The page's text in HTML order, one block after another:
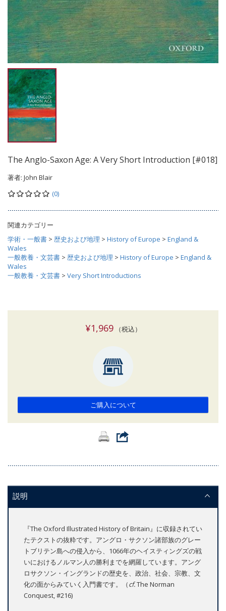
The Anglo-Saxon Age: A Very Short Introduction [#018]
著者: John Blair
(0)
関連カテゴリー
学術・一般書 > 歴史および地理 > History of Europe > England &
Wales
一般教養・文芸書 > 歴史および地理 > History of Europe > England &
Wales
一般教養・文芸書 > Very Short Introductions
¥1,969（税込）
ご購入について
説明
『The Oxford Illustrated History of Britain』に収録されてい
たテクストの抜粋です。アングロ・サクソン諸部族のグレー
トブリテン島への侵入から、1066年のヘイスティングズの戦
いにおけるノルマン人の勝利までを網羅しています。アング
ロサクソン・イングランドの歴史を、政治、社会、宗教、文
化の面からみていく入門書です。（cf.The Norman
Conquest, #216)